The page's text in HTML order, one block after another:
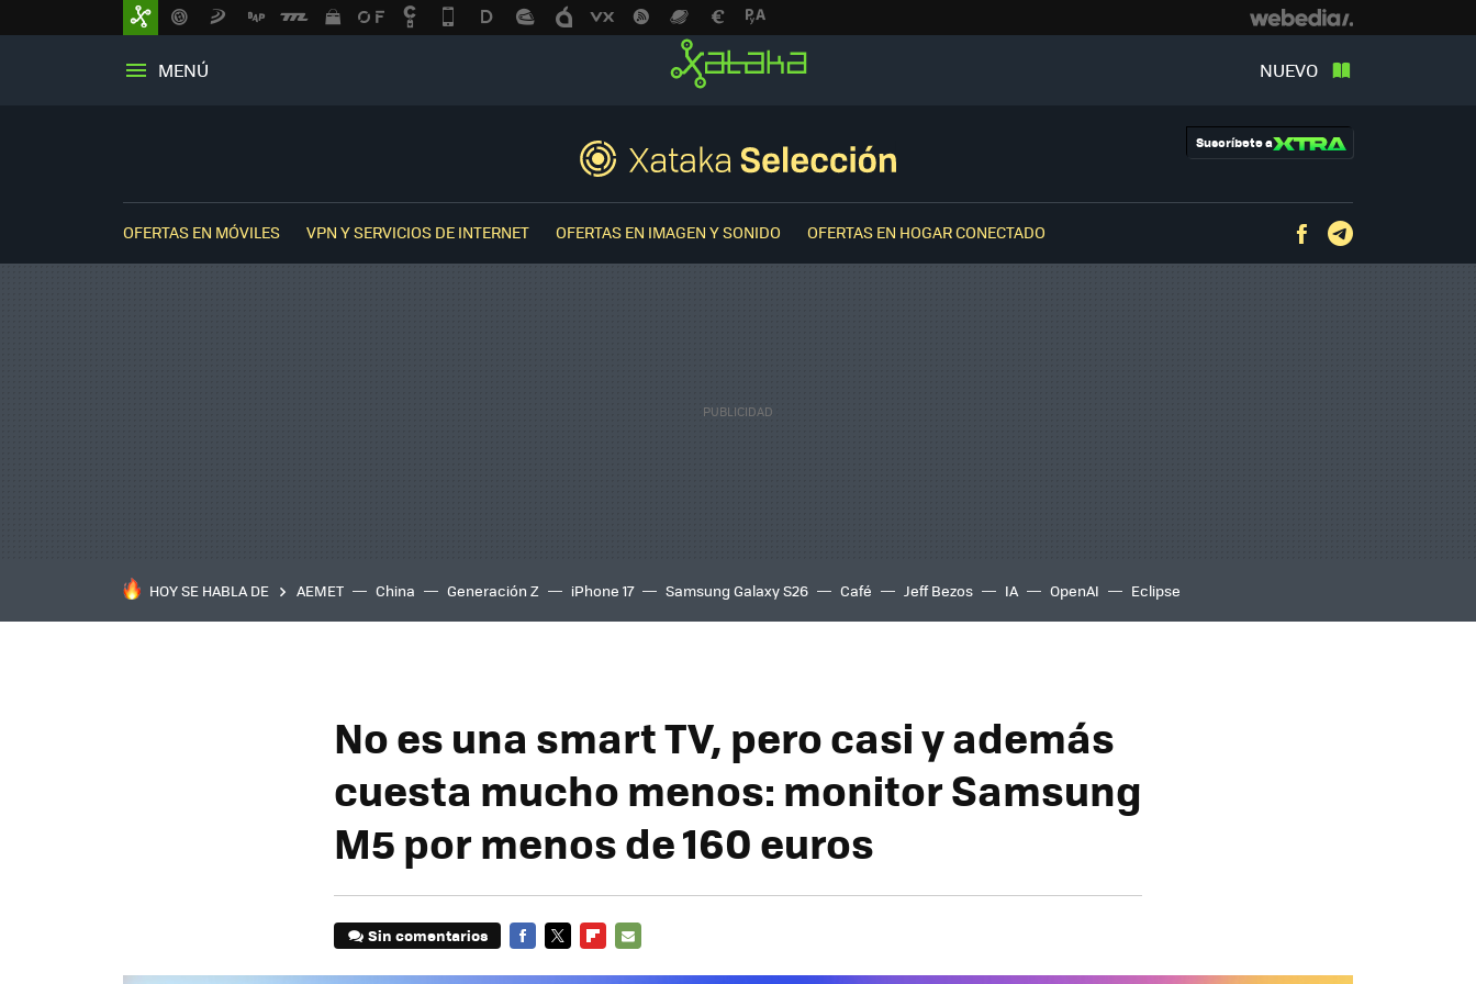
MENÚ NUEVO
Suscríbete a
OFERTAS EN MÓVILES VPN Y SERVICIOS DE INTERNET OFERTAS EN IMAGEN Y SONIDO OFERTAS EN HOGAR CONECTADO Facebook
HOY SE HABLA DE AEMET China Generación Z iPhone 17 Samsung Galaxy S26 Café Jeff Bezos IA OpenAI Eclipse
No es una smart TV, pero casi y además
cuesta mucho menos: monitor Samsung
M5 por menos de 160 euros
Sin comentarios